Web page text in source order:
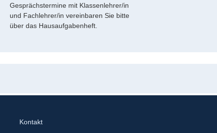
Gesprächstermine mit Klassenlehrer/in
und Fachlehrer/in vereinbaren Sie bitte
über das Hausaufgabenheft.
Kontakt